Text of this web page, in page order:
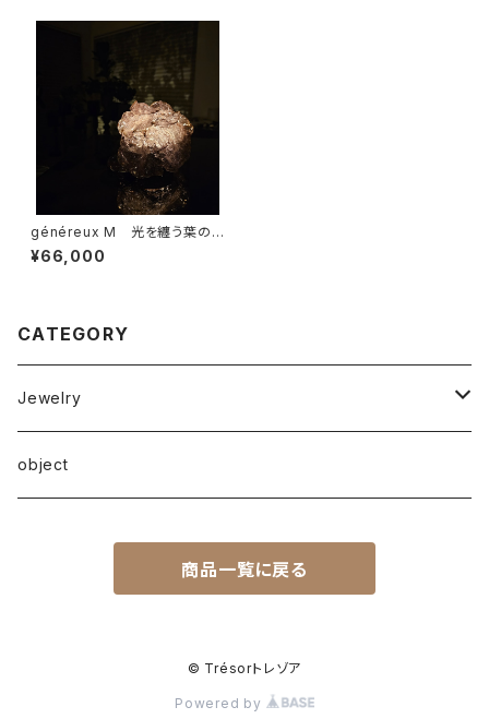
généreux M 光を纏う葉のオ
ブジェ｜Light-based Botani
cal Sculpture
¥66,000
CATEGORY
Jewelry
ピアス
object
商品一覧に戻る
© Trésorトレゾア
Powered by